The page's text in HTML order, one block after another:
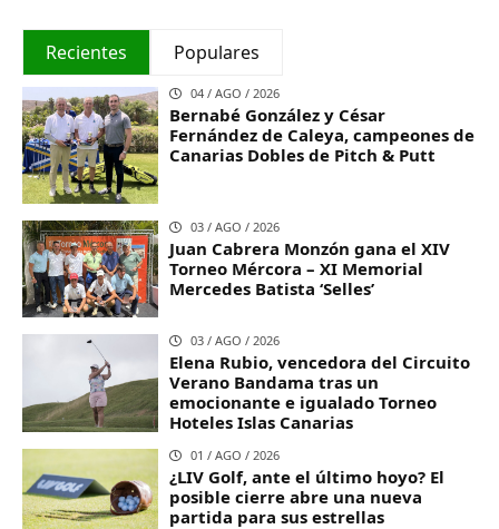
Recientes Populares
04 / AGO / 2026
Bernabé González y César
Fernández de Caleya, campeones de
Canarias Dobles de Pitch & Putt
03 / AGO / 2026
Juan Cabrera Monzón gana el XIV
Torneo Mércora – XI Memorial
Mercedes Batista ‘Selles’
03 / AGO / 2026
Elena Rubio, vencedora del Circuito
Verano Bandama tras un
emocionante e igualado Torneo
Hoteles Islas Canarias
01 / AGO / 2026
¿LIV Golf, ante el último hoyo? El
posible cierre abre una nueva
partida para sus estrellas